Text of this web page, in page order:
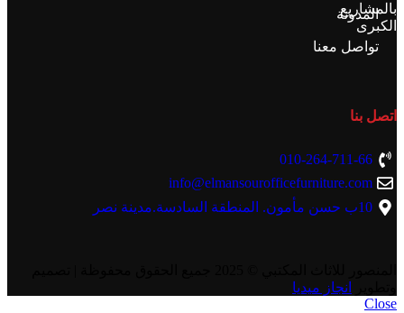
بالمشاريع
الكبرى
المدونة
تواصل معنا
اتصل بنا
010-264-711-66
info@elmansourofficefurniture.com
10ب حسن مأمون. المنطقة السادسة.مدينة نصر
انجاز ميديا
Close